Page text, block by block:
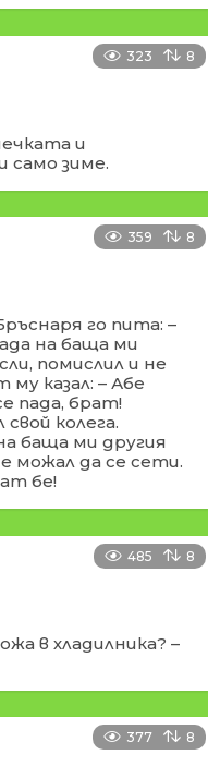
323 8
и
само зиме.
359 8
го пита: –
на баща ми
помислил и не
казал: – Абе
пада, брат!
колега.
баща ми другия
можал да се сети.
бе!
485 8
в хладилника? –
377 8